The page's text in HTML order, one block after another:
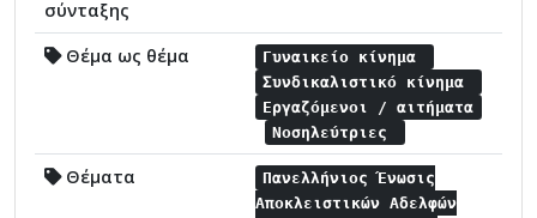
σύνταξης
Θέμα ως θέμα
Γυναικείο κίνημα
Συνδικαλιστικό κίνημα
Εργαζόμενοι / αιτήματα
Νοσηλεύτριες
Θέματα
Πανελλήνιος Ένωσις
Αποκλειστικών Αδελφών